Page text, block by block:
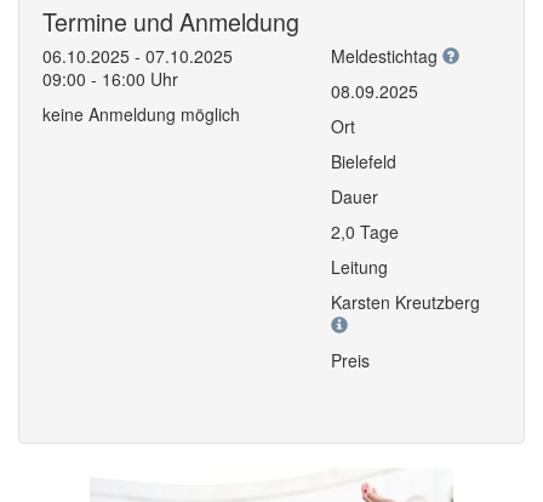
Termine und Anmeldung
06.10.2025 - 07.10.2025
09:00 - 16:00 Uhr
keine Anmeldung möglich
Meldestichtag
08.09.2025
Ort
Bielefeld
Dauer
2,0 Tage
Leitung
Karsten Kreutzberg
Preis